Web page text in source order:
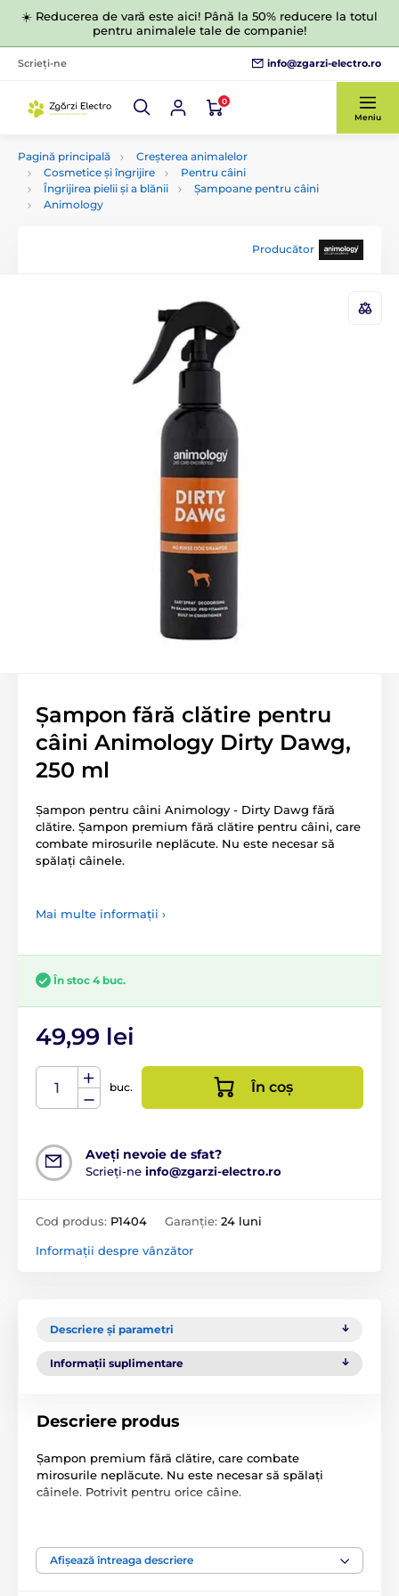
☀️ Reducerea de vară este aici! Până la 50% reducere la totul
pentru animalele tale de companie!
Scrieți-ne info@zgarzi-electro.ro
0
Meniu
Pagină principală
Creșterea animalelor
Cosmetice și îngrijire
Pentru câini
Îngrijirea pielii și a blănii
Șampoane pentru câini
Animology
Producător
Șampon fără clătire pentru
câini Animology Dirty Dawg,
250 ml
Șampon pentru câini Animology - Dirty Dawg fără
clătire. Șampon premium fără clătire pentru câini, care
combate mirosurile neplăcute. Nu este necesar să
spălați câinele.
Mai multe informații ›
În stoc 4 buc.
49,99 lei
buc. În coș
Aveți nevoie de sfat?
Scrieți-ne info@zgarzi-electro.ro
Cod produs: P1404 Garanție: 24 luni
Informații despre vânzător
Descriere și parametri
Informații suplimentare
Descriere produs
Șampon premium fără clătire, care combate
mirosurile neplăcute. Nu este necesar să spălați
câinele. Potrivit pentru orice câine.
Notă:Șampoanele și spray-urile Animology oferă o
Afișează întreaga descriere